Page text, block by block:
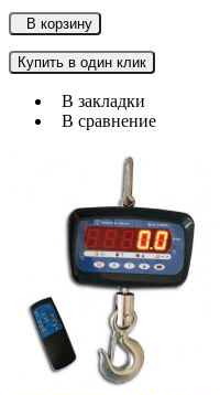
В корзину
Купить в один клик
В закладки
В сравнение